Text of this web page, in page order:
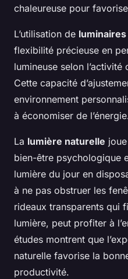
chaleureuse pour
L’utilisation de
flexibilité précieuse en
lumineuse selon l’activité
Cette capacité
environnement
à économiser de
La lumière naturelle
bien-être psychologique
lumière du jour en
à ne pas obstruer les
rideaux transparents qui
lumière, peut profiter à
études montrent que
naturelle favorise la
productivité.